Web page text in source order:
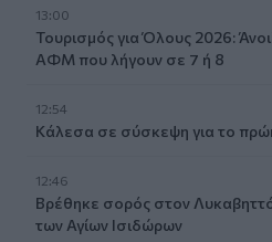
13:00
Τουρισμός για Όλους 2026:
ΑΦΜ που λήγουν σε 7 ή 8
12:54
Κάλεσα σε σύσκεψη για το
12:46
Βρέθηκε σορός στον
των Αγίων Ισιδώρων